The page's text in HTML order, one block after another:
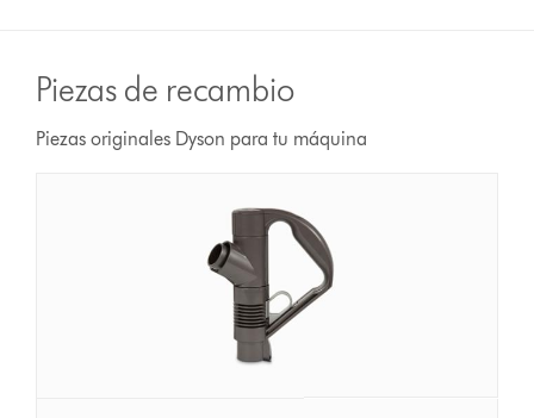
Piezas de recambio
Piezas originales Dyson para tu máquina